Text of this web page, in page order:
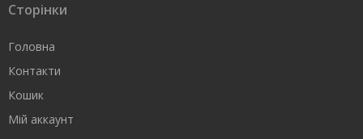
Сторінки
Головна
Контакти
Кошик
Мій аккаунт